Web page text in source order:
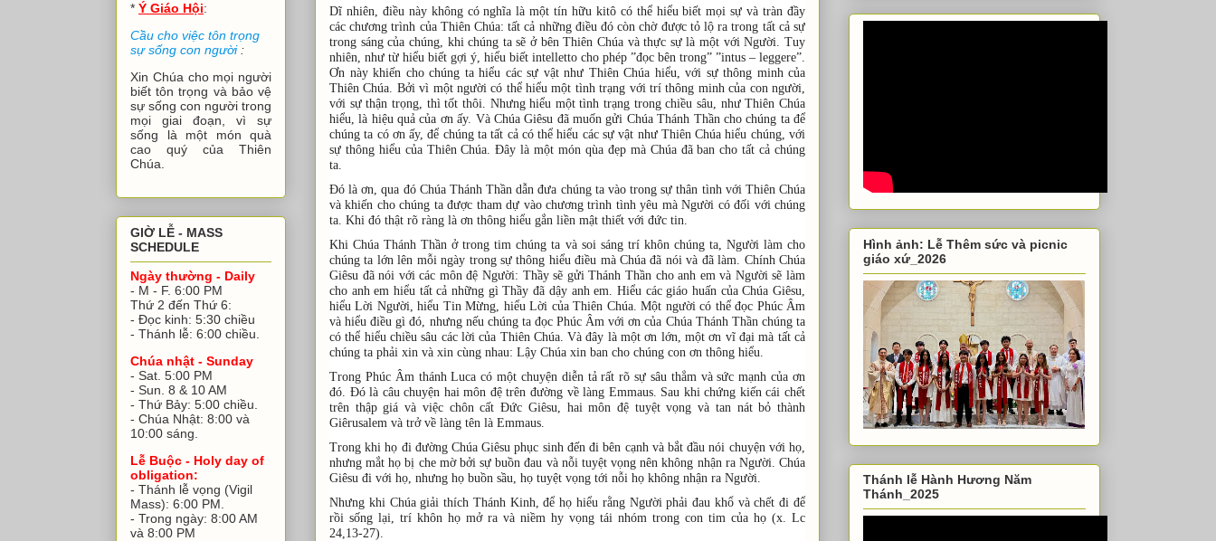
Dĩ nhiên, điều này không có nghĩa là một tín hữu kitô có thể hiểu biết mọi sự và tràn đầy
các chương trình của Thiên Chúa: tất cả những điều đó còn chờ được tỏ lộ ra trong tất cả sự
trong sáng của chúng, khi chúng ta sẽ ở bên Thiên Chúa và thực sự là một với Người. Tuy
nhiên, như từ hiểu biết gợi ý, hiểu biết intelletto cho phép ”đọc bên trong” ”intus – leggere”.
Ơn này khiến cho chúng ta hiểu các sự vật như Thiên Chúa hiểu, với sự thông minh của
Thiên Chúa. Bởi vì một người có thể hiểu một tình trạng với trí thông minh của con người,
với sự thận trọng, thì tốt thôi. Nhưng hiểu một tình trạng trong chiều sâu, như Thiên Chúa
hiểu, là hiệu quả của ơn ấy. Và Chúa Giêsu đã muốn gửi Chúa Thánh Thần cho chúng ta để
chúng ta có ơn ấy, để chúng ta tất cả có thể hiểu các sự vật như Thiên Chúa hiểu chúng, với
sự thông hiểu của Thiên Chúa. Đây là một món qùa đẹp mà Chúa đã ban cho tất cả chúng
ta.
Đó là ơn, qua đó Chúa Thánh Thần dẫn đưa chúng ta vào trong sự thân tình với Thiên Chúa
và khiến cho chúng ta được tham dự vào chương trình tình yêu mà Người có đối với chúng
ta. Khi đó thật rõ ràng là ơn thông hiểu gắn liền mật thiết với đức tin.
Khi Chúa Thánh Thần ở trong tim chúng ta và soi sáng trí khôn chúng ta, Người làm cho
chúng ta lớn lên mỗi ngày trong sự thông hiểu điều mà Chúa đã nói và đã làm. Chính Chúa
Giêsu đã nói với các môn đệ Người: Thầy sẽ gửi Thánh Thần cho anh em và Người sẽ làm
cho anh em hiểu tất cả những gì Thầy đã dậy anh em. Hiểu các giáo huấn của Chúa Giêsu,
hiểu Lời Người, hiểu Tin Mừng, hiểu Lời của Thiên Chúa. Một người có thể đọc Phúc Âm
và hiểu điều gì đó, nhưng nếu chúng ta đọc Phúc Âm với ơn của Chúa Thánh Thần chúng ta
có thể hiểu chiều sâu các lời của Thiên Chúa. Và đây là một ơn lớn, một ơn vĩ đại mà tất cả
chúng ta phải xin và xin cùng nhau: Lậy Chúa xin ban cho chúng con ơn thông hiểu.
Trong Phúc Âm thánh Luca có một chuyện diễn tả rất rõ sự sâu thẳm và sức mạnh của ơn
đó. Đó là câu chuyện hai môn đệ trên đường về làng Emmaus. Sau khi chứng kiến cái chết
trên thập giá và việc chôn cất Đức Giêsu, hai môn đệ tuyệt vọng và tan nát bỏ thành
Giêrusalem và trở về làng tên là Emmaus.
Trong khi họ đi đường Chúa Giêsu phục sinh đến đi bên cạnh và bắt đầu nói chuyện với họ,
nhưng mắt họ bị che mờ bởi sự buồn đau và nỗi tuyệt vọng nên không nhận ra Người. Chúa
Giêsu đi với họ, nhưng họ buồn sầu, họ tuyệt vọng tới nỗi họ không nhận ra Người.
Nhưng khi Chúa giải thích Thánh Kinh, để họ hiểu rằng Người phải đau khổ và chết đi để
rồi sống lại, trí khôn họ mở ra và niềm hy vọng tái nhóm trong con tim của họ (x. Lc
24,13-27).
* Ý Giáo Hội:
Cầu cho việc tôn trọng
sự sống con người:
Xin Chúa cho mọi người
biết tôn trọng và bảo vệ
sự sống con người trong
mọi giai đoạn, vì sự
sống là một món quà
cao quý của Thiên
Chúa.
GIỜ LỄ - MASS
SCHEDULE
Ngày thường - Daily
- M - F. 6:00 PM
Thứ 2 đến Thứ 6:
- Đọc kinh: 5:30 chiều
- Thánh lễ: 6:00 chiều.
Chúa nhật - Sunday
- Sat. 5:00 PM
- Sun. 8 & 10 AM
- Thứ Bảy: 5:00 chiều.
- Chúa Nhật: 8:00 và
10:00 sáng.
Lễ Buộc - Holy day of
obligation:
- Thánh lễ vọng (Vigil
Mass): 6:00 PM.
- Trong ngày: 8:00 AM
và 8:00 PM
Hình ảnh: Lễ Thêm sức và picnic
giáo xứ_2026
Thánh lễ Hành Hương Năm
Thánh_2025